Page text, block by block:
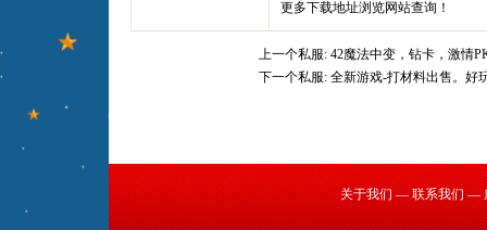
更多下载地址浏览网站查询！
上一个私服: 42魔法中变，钻卡，激情
下一个私服: 全新游戏-打材料出售。好
关于我们 — 联系我们 —